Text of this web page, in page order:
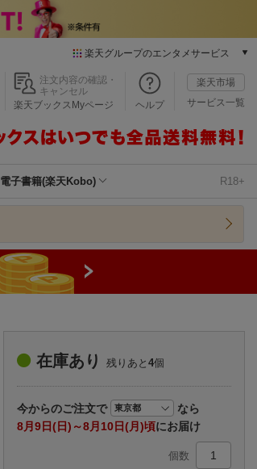
楽天グループのエンタメサービス
本/ゲーム/CD/DVD
楽天ブックス
楽天Kobo
楽天チケット
エンタメニュース
推し楽
注文内容の確認・
キャンセル
楽天ブックスMyページ
ヘルプ
楽天市場
サービス一覧
電子書籍(楽天Kobo) R18+
在庫あり 残りあと 4個
今からのご注文で
なら
8月9日(日)～8月10日(月)頃にお届け
個数